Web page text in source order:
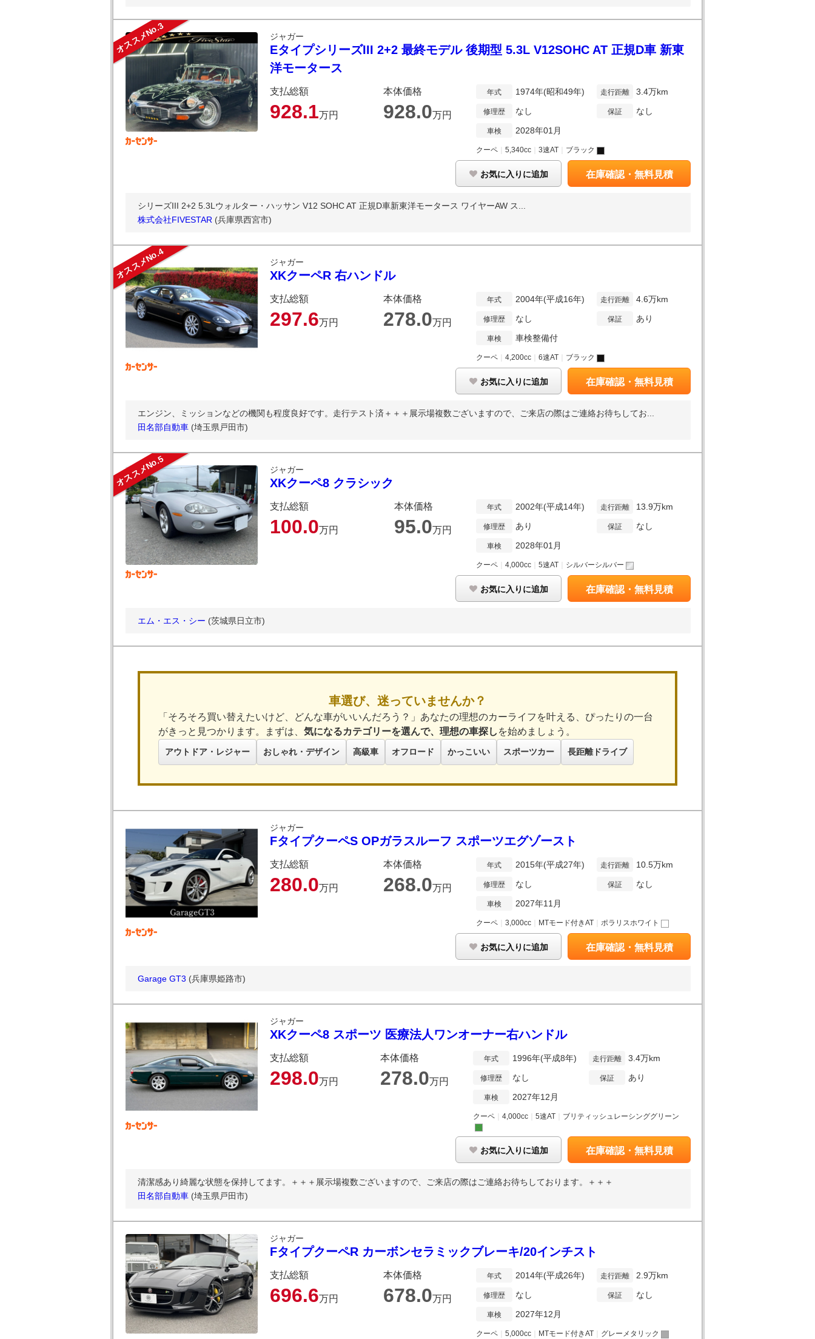
オススメNo.3 ジャガー
EタイプシリーズIII 2+2 最終モデル 後期型 5.3L V12SOHC AT 正規D車 新東
洋モータース
支払総額
928.1万円
本体価格
928.0万円
年式 1974年(昭和49年)
修理歴 なし
車検 2028年01月
走行距離 3.4万km
保証 なし
クーペ 5,340cc 3速AT ブラック
お気に入りに追加 在庫確認・無料見積
シリーズIII 2+2 5.3Lウォルター・ハッサン V12 SOHC AT 正規D車新東洋モータース ワイヤーAW ス...
株式会社FIVESTAR (兵庫県西宮市)
オススメNo.4 ジャガー
XKクーペR 右ハンドル
支払総額
297.6万円
本体価格
278.0万円
年式 2004年(平成16年)
修理歴 なし
車検 車検整備付
走行距離 4.6万km
保証 あり
クーペ 4,200cc 6速AT ブラック
お気に入りに追加 在庫確認・無料見積
エンジン、ミッションなどの機関も程度良好です。走行テスト済＋＋＋展示場複数ございますので、ご来店の際はご連絡お待ちしてお...
田名部自動車 (埼玉県戸田市)
オススメNo.5 ジャガー
XKクーペ8 クラシック
支払総額
100.0万円
本体価格
95.0万円
年式 2002年(平成14年)
修理歴 あり
車検 2028年01月
走行距離 13.9万km
保証 なし
クーペ 4,000cc 5速AT シルバーシルバー
お気に入りに追加 在庫確認・無料見積
エム・エス・シー (茨城県日立市)
車選び、迷っていませんか？
「そろそろ買い替えたいけど、どんな車がいいんだろう？」あなたの理想のカーライフを叶える、ぴったりの一台
がきっと見つかります。まずは、 気になるカテゴリーを選んで、理想の車探し を始めましょう。
アウトドア・レジャー おしゃれ・デザイン 高級車 オフロード かっこいい スポーツカー 長距離ドライブ
ジャガー
FタイプクーペS OPガラスルーフ スポーツエグゾースト
支払総額
280.0万円
本体価格
268.0万円
年式 2015年(平成27年)
修理歴 なし
車検 2027年11月
走行距離 10.5万km
保証 なし
クーペ 3,000cc MTモード付きAT ポラリスホワイト
お気に入りに追加 在庫確認・無料見積
Garage GT3 (兵庫県姫路市)
ジャガー
XKクーペ8 スポーツ 医療法人ワンオーナー右ハンドル
支払総額
298.0万円
本体価格
278.0万円
年式 1996年(平成8年)
修理歴 なし
車検 2027年12月
走行距離 3.4万km
保証 あり
クーペ ｜4,000cc ｜5速AT ブリティッシュレーシンググリーン
お気に入りに追加 在庫確認・無料見積
清潔感あり綺麗な状態を保持してます。＋＋＋展示場複数ございますので、ご来店の際はご連絡お待ちしております。＋＋＋
田名部自動車 (埼玉県戸田市)
ジャガー
FタイプクーペR カーボンセラミックブレーキ/20インチスト
支払総額
696.6万円
本体価格
678.0万円
年式 2014年(平成26年)
修理歴 なし
車検 2027年12月
走行距離 2.9万km
保証 なし
クーペ 5,000cc MTモード付きAT グレーメタリック